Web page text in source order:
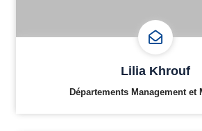
Lilia Khrouf
Départements Management et